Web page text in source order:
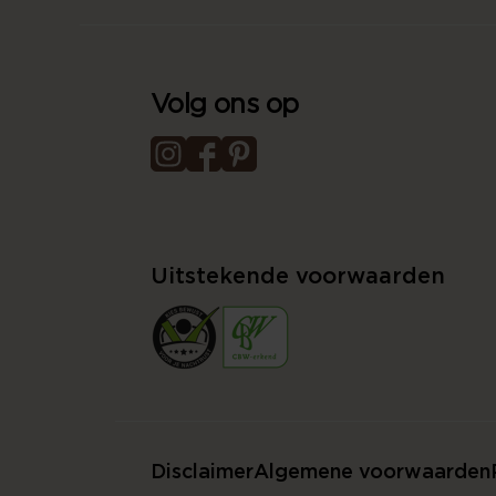
Volg ons op
Uitstekende voorwaarden
DisclaimerAlgemene voorwaarden